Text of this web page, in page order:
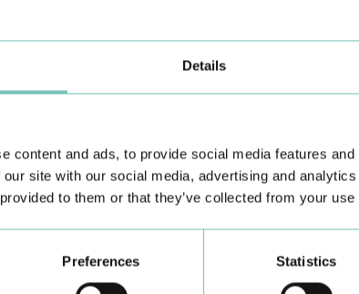
Details
content and ads, to provide social media features
site with our social media, advertising and
to them or that they’ve collected from your
Preferences Statistics